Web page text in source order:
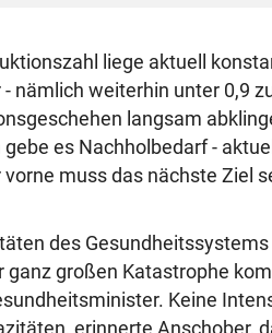
liege aktuell
nämlich weiterhin unter 0,9
langsam
es Nachholbedarf -
muss das nächste Ziel
des
ganz großen Katastrophe
Keine
erinnerte Anschober,